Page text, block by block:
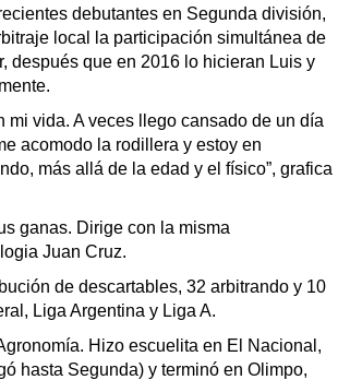
debutantes en Segunda división,
local la participación simultánea de
después que en 2016 lo hicieran Luis y
mi vida. A veces llego cansado de un día
acomodo la rodillera y estoy en
más allá de la edad y el físico”, grafica
ganas. Dirige con la misma
Juan Cruz.
de descartables, 32 arbitrando y 10
Liga Argentina y Liga A.
Hizo escuelita en El Nacional,
hasta Segunda) y terminó en Olimpo,